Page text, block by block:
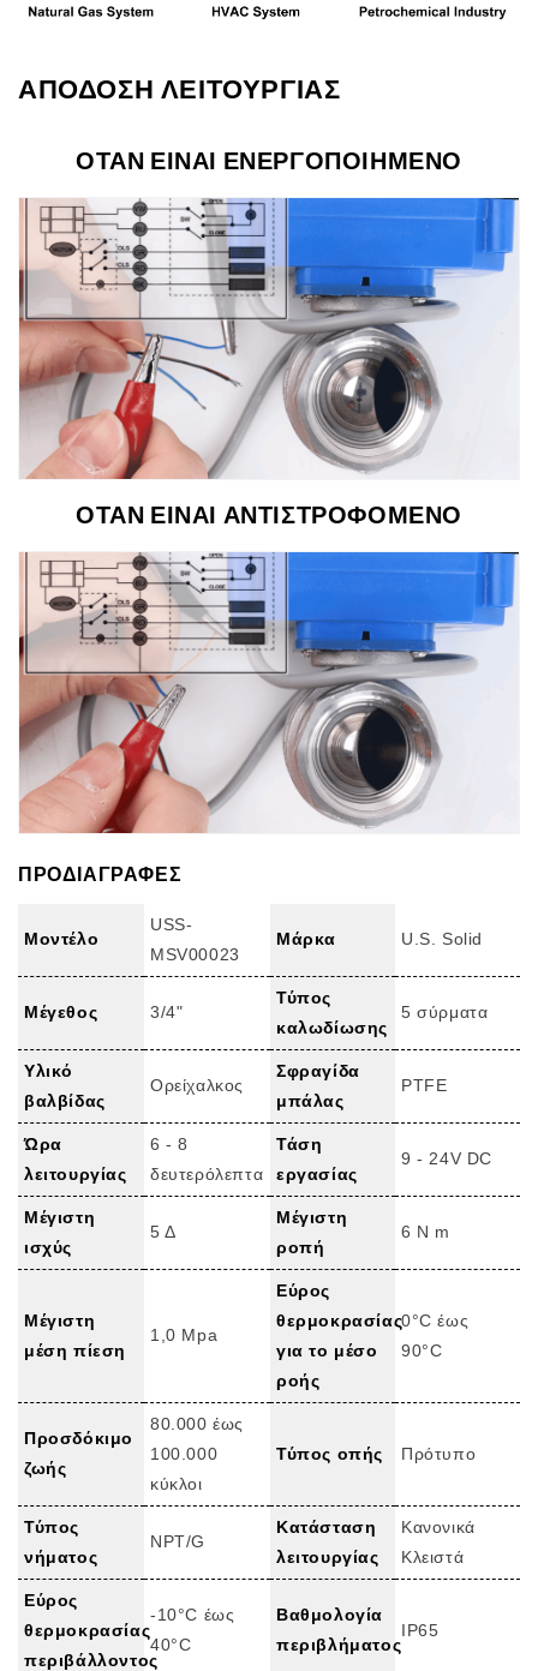
ΑΠΟΔΟΣΗ ΛΕΙΤΟΥΡΓΙΑΣ
ΟΤΑΝ ΕΙΝΑΙ ΕΝΕΡΓΟΠΟΙΗΜΕΝΟ
ΟΤΑΝ ΕΙΝΑΙ ΑΝΤΙΣΤΡΟΦΟΜΕΝΟ
ΠΡΟΔΙΑΓΡΑΦΕΣ
Μοντέλο
USS-
MSV00023
Μάρκα U.S. Solid
Μέγεθος 3/4"
Τύπος
καλωδίωσης
5 σύρματα
Υλικό
βαλβίδας
Ορείχαλκος
Σφραγίδα
μπάλας
PTFE
Ώρα
λειτουργίας
6 - 8
δευτερόλεπτα
Τάση
εργασίας
9 - 24V DC
Μέγιστη
ισχύς
5 Δ
Μέγιστη
ροπή
6 N m
Μέγιστη
μέση πίεση
1,0 Mpa
Εύρος
θερμοκρασίας
για το μέσο
ροής
0°C έως
90°C
Προσδόκιμο
ζωής
80.000 έως
100.000
κύκλοι
Τύπος οπής Πρότυπο
Τύπος
νήματος
NPT/G
Κατάσταση
λειτουργίας
Κανονικά
Κλειστά
Εύρος
θερμοκρασίας
περιβάλλοντος
-10°C έως
40°C
Βαθμολογία
περιβλήματος
IP65